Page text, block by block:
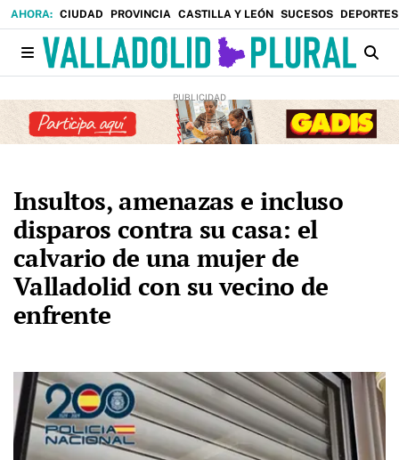
CIUDAD PROVINCIA CASTILLA Y LEÓN SUCESOS DEPORTES
Insultos, amenazas e incluso
disparos contra su casa: el
calvario de una mujer de
Valladolid con su vecino de
enfrente